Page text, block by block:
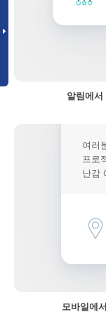
알림에서
여러
프로
난감
모바일에